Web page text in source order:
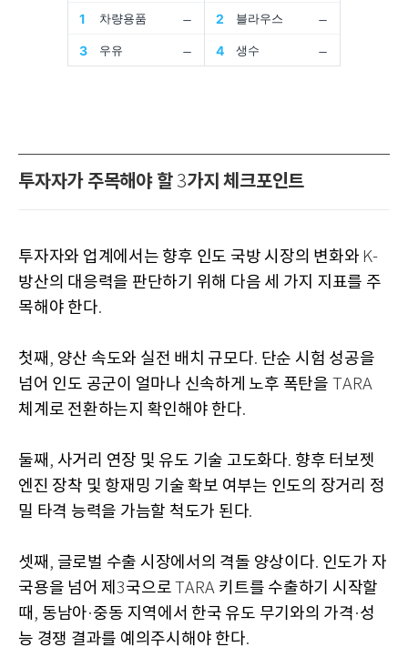
투자자가 주목해야 할 3가지 체크포인트
투자자와 업계에서는 향후 인도 국방 시장의 변화와 K-
방산의 대응력을 판단하기 위해 다음 세 가지 지표를 주
목해야 한다.
첫째 , 양산 속도와 실전 배치 규모다. 단순 시험 성공을
넘어 인도 공군이 얼마나 신속하게 노후 폭탄을 TARA
체계로 전환하는지 확인해야 한다.
둘째 , 사거리 연장 및 유도 기술 고도화다. 향후 터보젯
엔진 장착 및 항재밍 기술 확보 여부는 인도의 장거리 정
밀 타격 능력을 가늠할 척도가 된다.
셋째 , 글로벌 수출 시장에서의 격돌 양상이다. 인도가 자
국용을 넘어 제 3국으로 TARA 키트를 수출하기 시작할
때 , 동남아·중동 지역에서 한국 유도 무기와의 가격 ·성
능 경쟁 결과를 예의주시해야 한다.